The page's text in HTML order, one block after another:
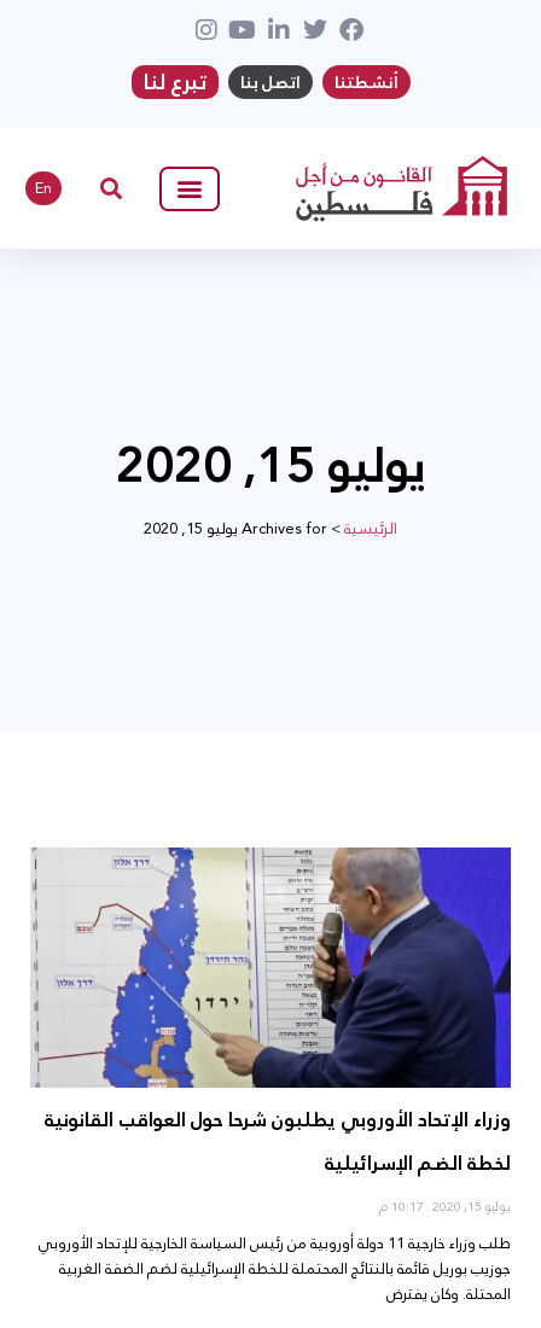
أنشطتنا اتصل بنا تبرع لنا
En
يوليو 15, 2020
الرئيسية>Archives for يوليو 15, 2020
وزراء الإتحاد الأوروبي يطلبون شرحا حول العواقب القانونية
لخطة الضم الإسرائيلية
يوليو 15, 2020
طلب وزراء خارجية 11 دولة أوروبية من رئيس السياسة الخارجية للإتحاد الأوروبي
جوزيب بوريل قائمة بالنتائج المحتملة للخطة الإسرائيلية لضم الضفة الغربية
المحتلة. وكان يفترض